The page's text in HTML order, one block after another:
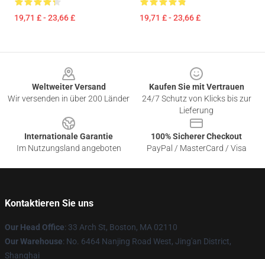
19,71 £ - 23,66 £ 19,71 £ - 23,66 £
Weltweiter Versand
Wir versenden in über 200 Länder
Kaufen Sie mit Vertrauen
24/7 Schutz von Klicks bis zur
Lieferung
Internationale Garantie
Im Nutzungsland angeboten
100% Sicherer Checkout
PayPal / MasterCard / Visa
Kontaktieren Sie uns
Our Head Office: 33 Arch St, Boston, MA 02110
Our Warehouse: No. 6464 Nanjing Road West, Jing'an District,
Shanghai